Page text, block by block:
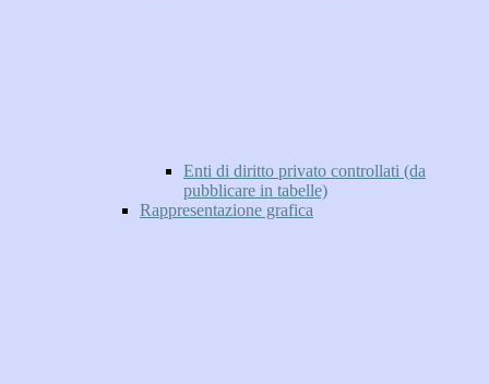
Enti di diritto privato controllati (da
pubblicare in tabelle)
Rappresentazione grafica